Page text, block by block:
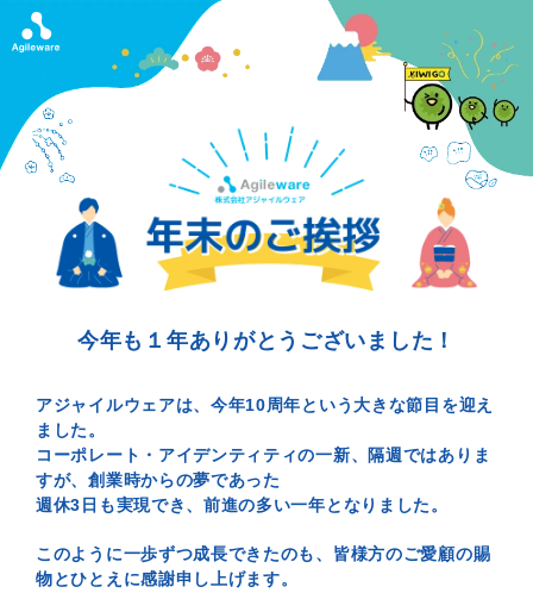
今年も１年ありがとうございました！
アジャイルウェアは、今年10周年という大きな節目を迎え
ました。
コーポレート・アイデンティティの一新、隔週ではありま
すが、創業時からの夢であった
週休3日も実現でき、前進の多い一年となりました。
このように一歩ずつ成長できたのも、皆様方のご愛顧の賜
物とひとえに感謝申し上げます。